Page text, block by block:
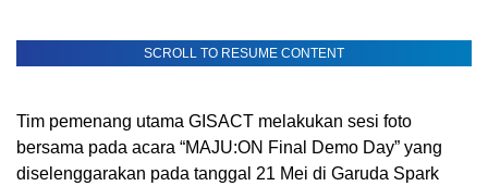
SCROLL TO RESUME CONTENT
Tim pemenang utama GISACT melakukan sesi foto
bersama pada acara “MAJU:ON Final Demo Day” yang
diselenggarakan pada tanggal 21 Mei di Garuda Spark